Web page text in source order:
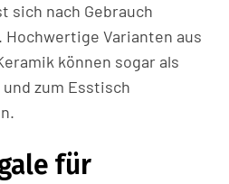
sich nach Gebrauch
Varianten aus
können sogar als
zum Esstisch
für